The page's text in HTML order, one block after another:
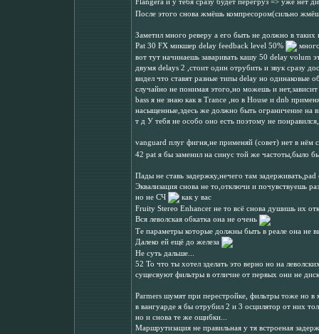
Flangerа и у тебя сразу будет перегруз => уже нет
После этого снова жмёшь компресором(сильно
Заметил много реверу а его быть не должно в таких
Pat 30 FX микшер delay feedback level 50%
вот тут начинаешь заваривать кашу 50 delay volum
двумя delaуs 2 ,стоит один отрубить и звук сразу
видел что ставят разные типы delay но одинаковые
случайно не понимая этого,но можешь и
bass я не знаю как в Trance ,но в House и dnb
насыщенные,здесь же должно быть ограничение
т д У тебя не особо оно есть поэтому не
vanguard плуг фигня,не применяй (совет) нет в нём
42 pat я бы заменил на синус той же частоты,было
Пады не ставь задержку,нечего там
Эквализация снова не то,отключи и почувствуешь
но не СЧ
как у вас
Fruity Stereo Enhancer не то всё снова душишь их
Вся леволская обкатка она не очень
Те параметры которые должны быть в реале она не
Далеко ей ещё до железа
Не суть дальше...
52 То что ты хотел зделать это верно но на
сущесвуют фильтры в отличие от первых они не
Parmers шумят при перестройке, фильтры тоже но в
в вангуарде я бы отрубил 2 и 3 осцилятор от них
но и снова те же ощибки...
Маршрутизация не правильная у тя встроеная